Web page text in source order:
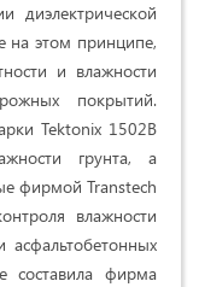
диэлектрической
на этом принципе,
и влажности
покрытий.
Tektonix 1502B
грунта, а
фирмой Transtech
влажности
асфальтобетонных
составила фирма